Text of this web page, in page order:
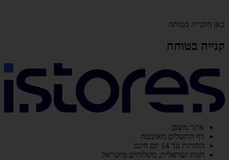
כאן הקנייה בטוחה
קנייה בטוחה
אתר מוצפן
דף התשלום מאובטח
החזרות עד 14 יום חינם
חנות ישראלית. משלוחים מישראל